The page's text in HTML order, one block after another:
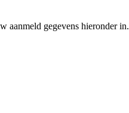
aanmeld gegevens hieronder in.